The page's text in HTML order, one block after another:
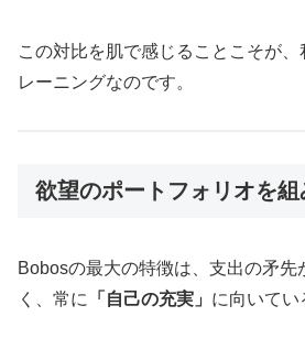
この対比を肌で感じることこそが、
レーニングなのです。
欲望のポートフォリオを組
Bobosの最大の特徴は、支出の矛先
く、常に
「自己の充実」 に向いてい